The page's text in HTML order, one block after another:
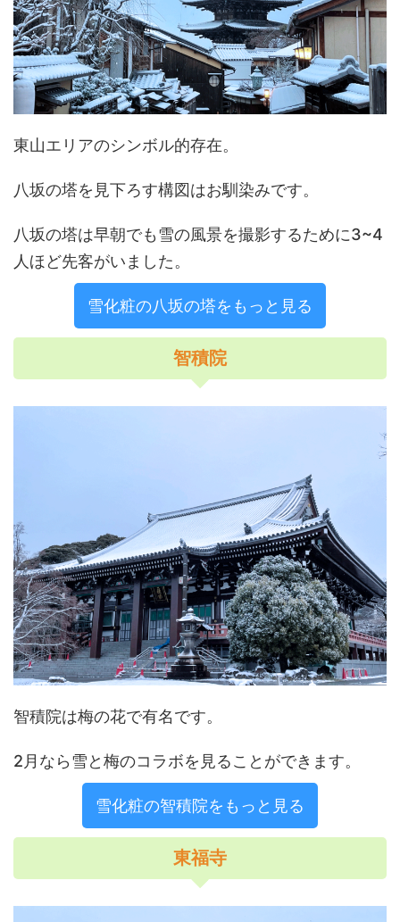
東山エリアのシンボル的存在。
八坂の塔を見下ろす構図はお馴染みです。
八坂の塔は早朝でも雪の風景を撮影するために3~4
人ほど先客がいました。
雪化粧の八坂の塔をもっと見る
智積院
智積院は梅の花で有名です。
2月なら雪と梅のコラボを見ることができます。
雪化粧の智積院をもっと見る
東福寺